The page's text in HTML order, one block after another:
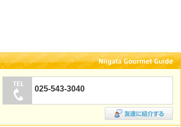
025-543-3040